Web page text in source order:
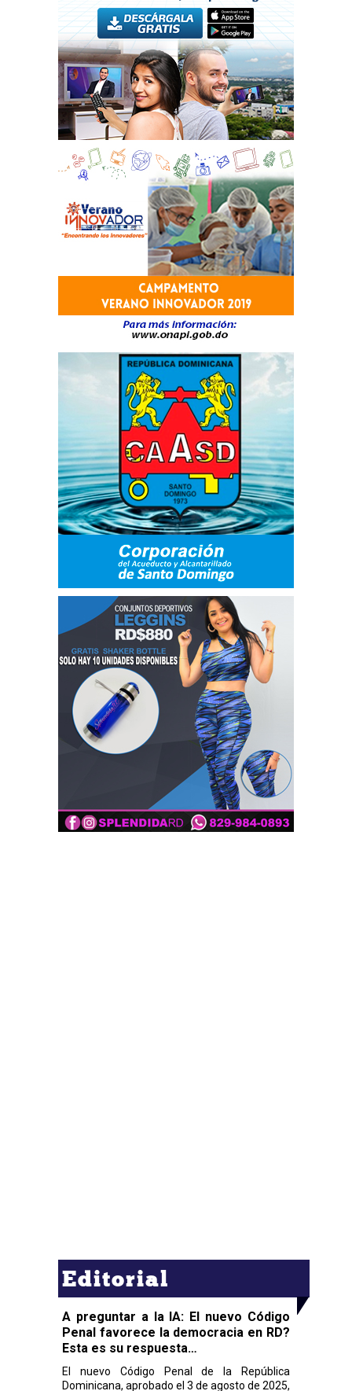
Editorial
A preguntar a la IA: El nuevo Código
Penal favorece la democracia en RD?
Esta es su respuesta…
El nuevo Código Penal de la República
Dominicana, aprobado el 3 de agosto de 2025,